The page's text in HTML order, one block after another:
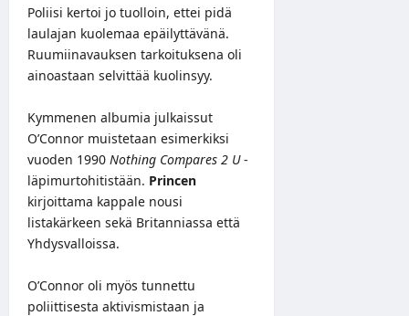
Poliisi kertoi jo tuolloin, ettei pidä
laulajan kuolemaa epäilyttävänä.
Ruumiinavauksen tarkoituksena oli
ainoastaan selvittää kuolinsyy.
Kymmenen albumia julkaissut
O’Connor muistetaan esimerkiksi
vuoden 1990 Nothing Compares 2 U-
läpimurtohitistään. Princen
kirjoittama kappale nousi
listakärkeen sekä Britanniassa että
Yhdysvalloissa.
O’Connor oli myös tunnettu
poliittisesta aktivismistaan ja